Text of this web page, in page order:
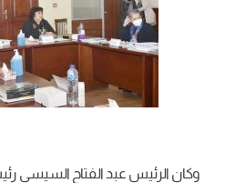
وكان الرئيس عبد الفتاح السيسى